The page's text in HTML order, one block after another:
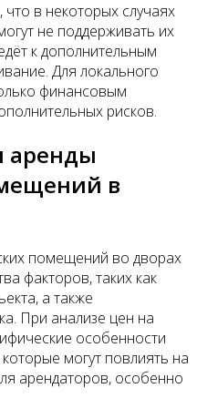
в некоторых случаях
не поддерживать их
к дополнительным
Для локального
финансовым
рисков.
аренды
в
помещений во дворах
факторов, таких как
а также
При анализе цен на
особенности
могут повлиять на
арендаторов, особенно